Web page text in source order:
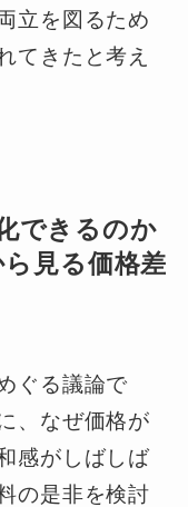
立を図るため
てきたと考え
できるのか
見る価格差
ぐる議論で
、なぜ価格が
感がしばしば
の是非を検討